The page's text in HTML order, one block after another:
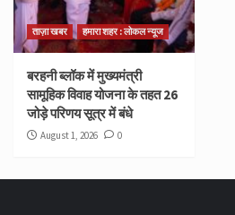
ताज़ा खबर हमारा शहर : लोकल न्यूज
बरहनी ब्लॉक में मुख्यमंत्री
सामूहिक विवाह योजना के तहत 26
जोड़े परिणय सूत्र में बंधे
August 1, 2026 0